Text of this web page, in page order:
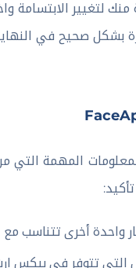
لتغيير الابتسامة
صحيح في
المهمة التي
واحدة أخرى تتناسب مع
التي تتوفر في بيكس